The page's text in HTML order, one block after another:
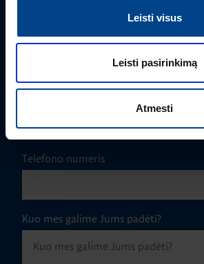
Leisti visus
Leisti pasirinkimą
Atmesti
Įmonė
Telefono numeris
Kuo mes galime Jums padėti?